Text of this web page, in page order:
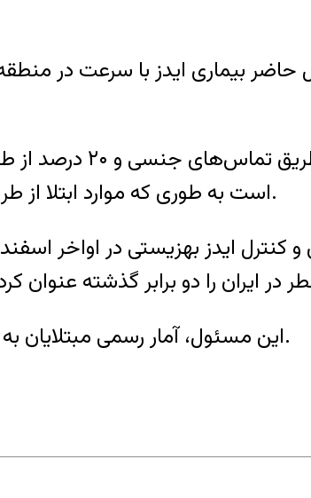
بیماری ایدز با سرعت در
دکتر گویا گفت
است به طوری که موارد ابتلا از طریق اعتیاد و مصرف مواد مخدر در حال افزایش است.
ایدز بهزیستی در اواخر اسفند
این مسئول، آمار رسمی مبتلایان به بیماری ایدز در ایران را بیش از ۲۵ هزار نفر اعلام کرد.